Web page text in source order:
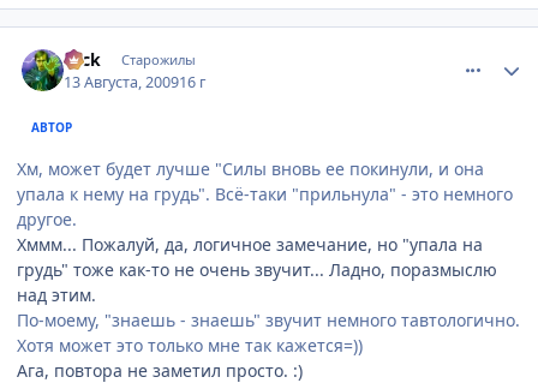
Nick Старожилы
13 Августа, 200916 г
АВТОР
Хм, может будет лучше "Силы вновь ее покинули, и она
упала к нему на грудь". Всё-таки "прильнула" - это немного
другое.
Хммм... Пожалуй, да, логичное замечание, но "упала на
грудь" тоже как-то не очень звучит... Ладно, поразмыслю
над этим.
По-моему, "знаешь - знаешь" звучит немного тавтологично.
Хотя может это только мне так кажется=))
Ага, повтора не заметил просто. :)